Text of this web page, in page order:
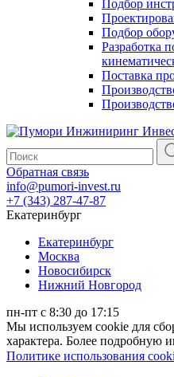
Подбор
Подбор
Разработка
Поставка
Обратная связь
info@pumori-invest.ru
+7 (343) 287-47-87
Екатеринбург
Екатеринбург
Москва
Новосибирск
Нижний Новгород
пн-пт с 8:30 до 17:15
Мы используем cookie для
характера. Более
Политике использования